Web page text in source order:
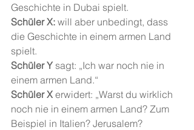
Geschichte in Dubai spielt.
Schüler X: will aber unbedingt, dass
die Geschichte in einem armen Land
spielt.
Schüler Y sagt: „Ich war noch nie in
einem armen Land.“
Schüler X erwidert: „Warst du wirklich
noch nie in einem armen Land? Zum
Beispiel in Italien? Jerusalem?